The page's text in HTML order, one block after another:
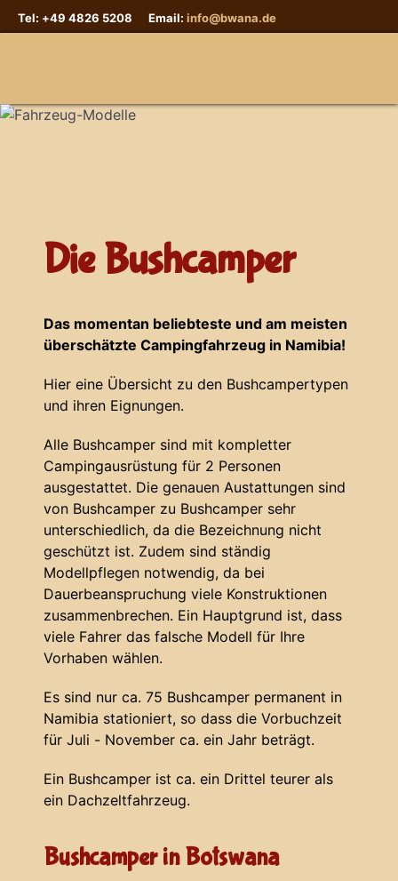
Tel: +49 4826 5208 Email: info@bwana.de
Sprache auswählen
Die Bushcamper
Das momentan beliebteste und am meisten
überschätzte Campingfahrzeug in Namibia!
Hier eine Übersicht zu den Bushcampertypen
und ihren Eignungen.
Alle Bushcamper sind mit kompletter
Campingausrüstung für 2 Personen
ausgestattet. Die genauen Austattungen sind
von Bushcamper zu Bushcamper sehr
unterschiedlich, da die Bezeichnung nicht
geschützt ist. Zudem sind ständig
Modellpflegen notwendig, da bei
Dauerbeanspruchung viele Konstruktionen
zusammenbrechen. Ein Hauptgrund ist, dass
viele Fahrer das falsche Modell für Ihre
Vorhaben wählen.
Es sind nur ca. 75 Bushcamper permanent in
Namibia stationiert, so dass die Vorbuchzeit
für Juli - November ca. ein Jahr beträgt.
Ein Bushcamper ist ca. ein Drittel teurer als
ein Dachzeltfahrzeug.
Bushcamper in Botswana